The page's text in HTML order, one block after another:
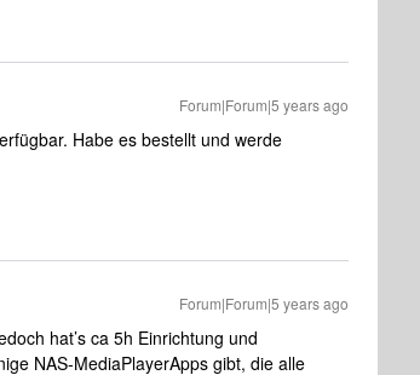
Forum|Forum|5 years ago
Habe es bestellt und werde
Forum|Forum|5 years ago
hat’s ca 5h Einrichtung und
NAS-MediaPlayerApps gibt, die alle